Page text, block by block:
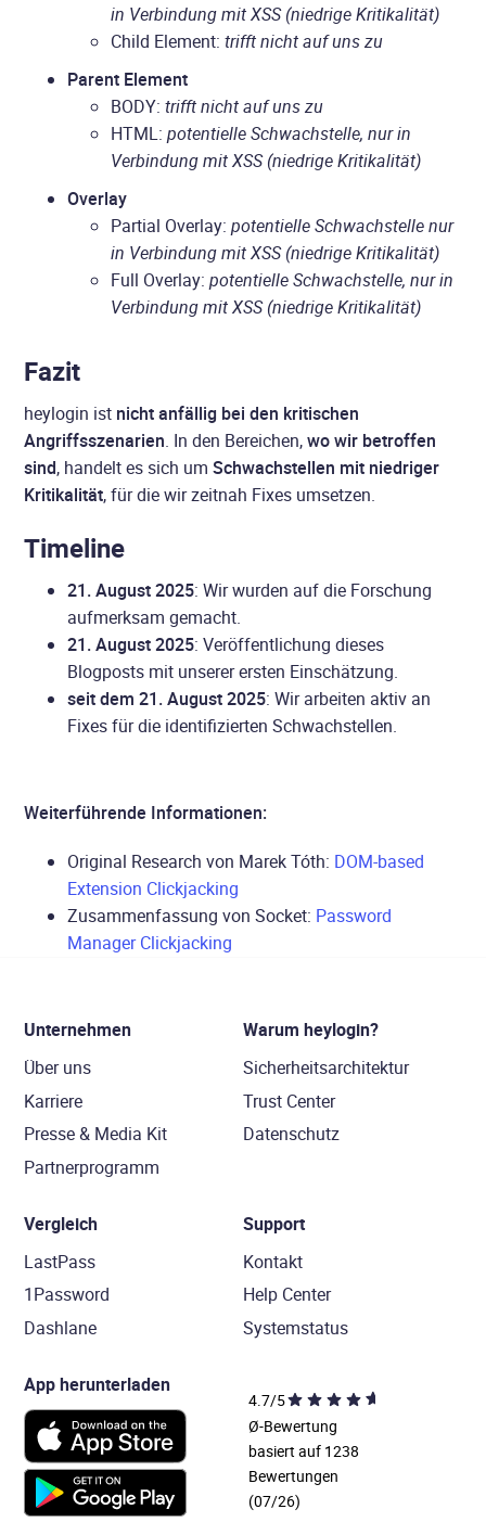
in Verbindung mit XSS (niedrige Kritikalität)
Child Element:trifft nicht auf uns zu
Parent Element
BODY:trifft nicht auf uns zu
HTML:potentielle Schwachstelle, nur in
Verbindung mit XSS (niedrige Kritikalität)
Overlay
Partial Overlay:potentielle Schwachstelle nur
in Verbindung mit XSS (niedrige Kritikalität)
Full Overlay:potentielle Schwachstelle, nur in
Verbindung mit XSS (niedrige Kritikalität)
Fazit
heylogin ist nicht anfällig bei den kritischen
Angriffsszenarien. In den Bereichen,wo wir betroffen
sind, handelt es sich umSchwachstellen mit niedriger
Kritikalität, für die wir zeitnah Fixes umsetzen.
Timeline
21. August 2025: Wir wurden auf die Forschung
aufmerksam gemacht.
21. August 2025: Veröffentlichung dieses
Blogposts mit unserer ersten Einschätzung.
seit dem 21. August 2025: Wir arbeiten aktiv an
Fixes für die identifizierten Schwachstellen.
Weiterführende Informationen:
Original Research von Marek Tóth: DOM-based
Extension Clickjacking
Zusammenfassung von Socket: Password
Manager Clickjacking
Unternehmen
Über uns
Karriere
Presse & Media Kit
Partnerprogramm
Warum heylogin?
Sicherheitsarchitektur
Trust Center
Datenschutz
Vergleich
LastPass
1Password
Dashlane
Support
Kontakt
Help Center
Systemstatus
App herunterladen
4.7/5
Ø-Bewertung
basiert auf 1238
Bewertungen
(07/26)